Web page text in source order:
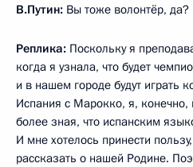
В.Путин: Вы тоже волонтёр, да?
Реплика: Поскольку я
когда я узнала, что будет
и в нашем городе будут играть
Испания с Марокко, я, конечно,
более зная, что испанским
И мне хотелось принести
рассказать о нашей Родине.